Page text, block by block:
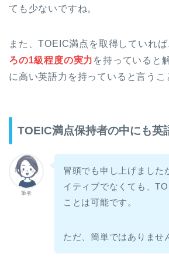
ても少ないですね。
また、TOEIC満点を取得していれ
ろの1級程度の実力 を持っていると
に高い英語力を持っていると言うこ
TOEIC満点保持者の中にも英
筆者
冒頭でも申し上げました
イティブでなくても、
ことは可能です。
ただ、簡単ではありませ